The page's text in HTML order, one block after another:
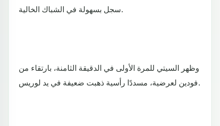
سجل بسهولة في الشباك الخالية.
وظهر السيتي للمرة الأولى في الدقيقة الثامنة، بارتقاء من
فودين لعرضية، مسددًا رأسية ذهبت ضعيفة في يد لوريس.